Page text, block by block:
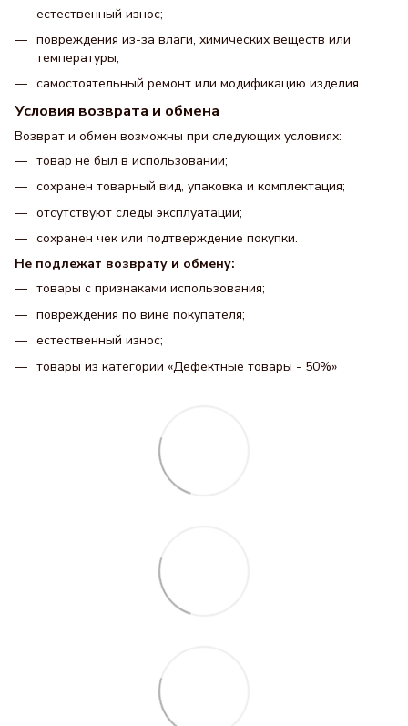
естественный износ;
повреждения из-за влаги, химических веществ или
температуры;
самостоятельный ремонт или модификацию изделия.
Условия возврата и обмена
Возврат и обмен возможны при следующих условиях:
товар не был в использовании;
сохранен товарный вид, упаковка и комплектация;
отсутствуют следы эксплуатации;
сохранен чек или подтверждение покупки.
Не подлежат возврату и обмену:
товары с признаками использования;
повреждения по вине покупателя;
естественный износ;
товары из категории «Дефектные товары - 50%»